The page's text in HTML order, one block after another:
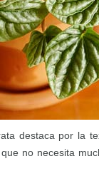
destaca por la
no necesita